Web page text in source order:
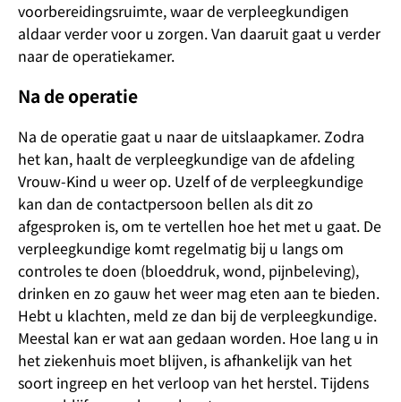
voorbereidingsruimte, waar de verpleegkundigen
aldaar verder voor u zorgen. Van daaruit gaat u verder
naar de operatiekamer.
Na de operatie
Na de operatie gaat u naar de uitslaapkamer. Zodra
het kan, haalt de verpleegkundige van de afdeling
Vrouw-Kind u weer op. Uzelf of de verpleegkundige
kan dan de contactpersoon bellen als dit zo
afgesproken is, om te vertellen hoe het met u gaat. De
verpleegkundige komt regelmatig bij u langs om
controles te doen (bloeddruk, wond, pijnbeleving),
drinken en zo gauw het weer mag eten aan te bieden.
Hebt u klachten, meld ze dan bij de verpleegkundige.
Meestal kan er wat aan gedaan worden. Hoe lang u in
het ziekenhuis moet blijven, is afhankelijk van het
soort ingreep en het verloop van het herstel. Tijdens